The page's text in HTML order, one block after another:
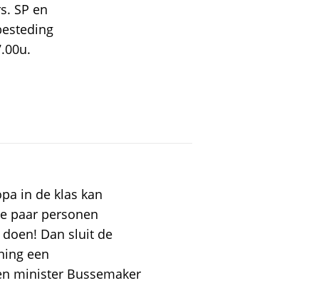
SP en
in de klas kan
paar personen
Dan sluit de
een
minister Bussemaker